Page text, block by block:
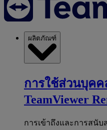
ผลิตภัณฑ์
การใช้ส่วนบุคค
TeamViewer
การเข้าถึงและการสนับ